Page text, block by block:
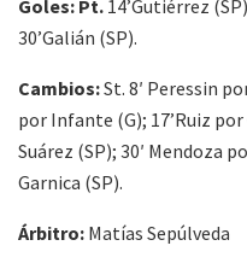
Goles: Pt. 14’Gutiérrez
30’Galián (SP).
Cambios:St. 8′ Peressin
por Infante (G); 17’Ruiz por
Suárez (SP); 30′ Mendoza
Garnica (SP).
Árbitro: Matías Sepúlveda